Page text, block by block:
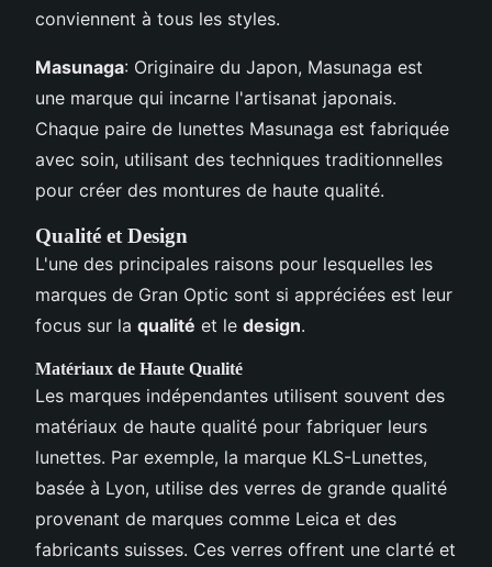
conviennent à tous les styles.
Masunaga: Originaire du Japon, Masunaga est
une marque qui incarne l'artisanat japonais.
Chaque paire de lunettes Masunaga est fabriquée
avec soin, utilisant des techniques traditionnelles
pour créer des montures de haute qualité.
Qualité et Design
L'une des principales raisons pour lesquelles les
marques de Gran Optic sont si appréciées est leur
focus sur la qualité et le design.
Matériaux de Haute Qualité
Les marques indépendantes utilisent souvent des
matériaux de haute qualité pour fabriquer leurs
lunettes. Par exemple, la marque KLS-Lunettes,
basée à Lyon, utilise des verres de grande qualité
provenant de marques comme Leica et des
fabricants suisses. Ces verres offrent une clarté et